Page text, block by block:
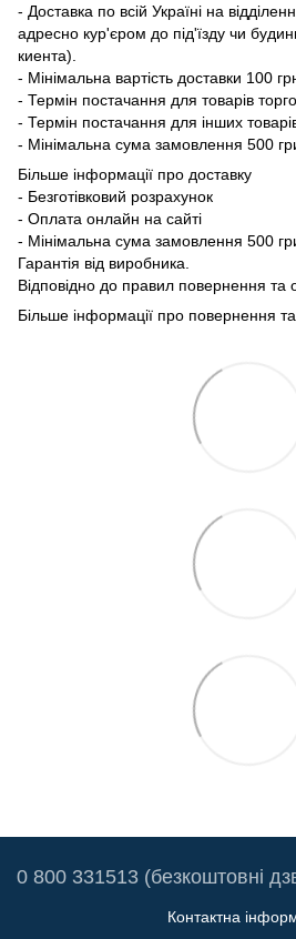
- Доставка по всій Україні на
адресно кур'єром до під'їзду чи
киента).
- Мінімальна вартість доставки 100
- Термін постачання для товарів
- Термін постачання для інших
- Мінімальна сума замовлення 500
Більше інформації про доставку
- Безготівковий розрахунок
- Оплата онлайн на сайті
- Мінімальна сума замовлення 500
Гарантія від виробника.
Відповідно до правил повернення та
Більше інформації про повернення
0 800 331513 (безкоштовні
Контактна